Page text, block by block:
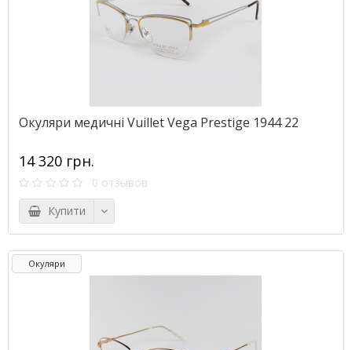
Окуляри медичні Vuillet Vega Prestige 1944 22
14 320 грн.
0 отзывов
Купити
Окуляри